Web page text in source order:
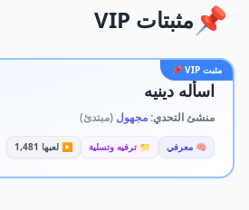
📌 مثبتات VIP
مثبت VIP 📌
اسأله دينيه
منشئ التحدي:مجهول (مبتدئ)
🧠 معرفي 📁 ترفيه وتسلية ▶️ لعبها 1,481